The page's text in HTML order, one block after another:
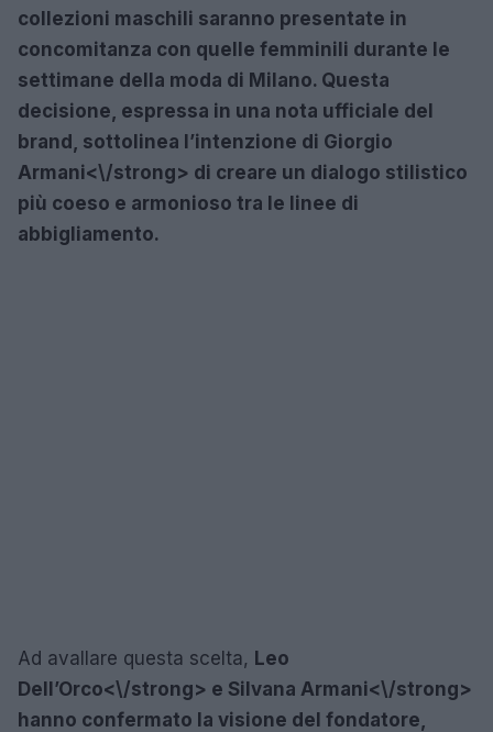
collezioni maschili saranno presentate in
concomitanza con quelle femminili durante le
settimane della moda di Milano. Questa
decisione, espressa in una nota ufficiale del
brand, sottolinea l’intenzione di Giorgio
Armani<\/strong> di creare un dialogo stilistico
più coeso e armonioso tra le linee di
abbigliamento.
Ad avallare questa scelta, Leo
Dell’Orco<\/strong> e Silvana Armani<\/strong>
hanno confermato la visione del fondatore,